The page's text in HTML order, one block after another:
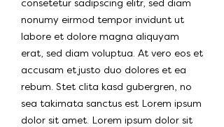
consetetur sadipscing elitr, sed diam
nonumy eirmod tempor invidunt ut
labore et dolore magna aliquyam
erat, sed diam voluptua. At vero eos et
accusam et justo duo dolores et ea
rebum. Stet clita kasd gubergren, no
sea takimata sanctus est Lorem ipsum
dolor sit amet. Lorem ipsum dolor sit